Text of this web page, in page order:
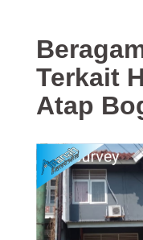
Terkait
Atap